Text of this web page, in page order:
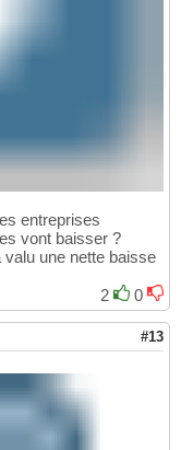
entreprises
vont baisser ?
une nette baisse
2
0
#13